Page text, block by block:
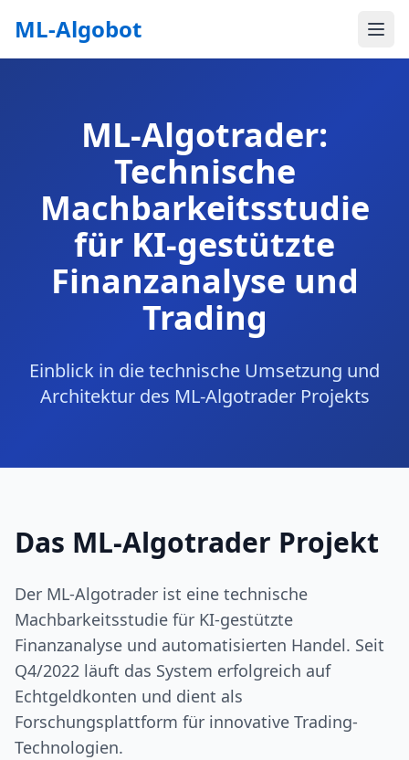
ML-Algobot
ML-Algotrader:
Technische
Machbarkeitsstudie
für KI-gestützte
Finanzanalyse und
Trading
Einblick in die technische Umsetzung und
Architektur des ML-Algotrader Projekts
Das ML-Algotrader Projekt
Der ML-Algotrader ist eine technische
Machbarkeitsstudie für KI-gestützte
Finanzanalyse und automatisierten Handel. Seit
Q4/2022 läuft das System erfolgreich auf
Echtgeldkonten und dient als
Forschungsplattform für innovative Trading-
Technologien.